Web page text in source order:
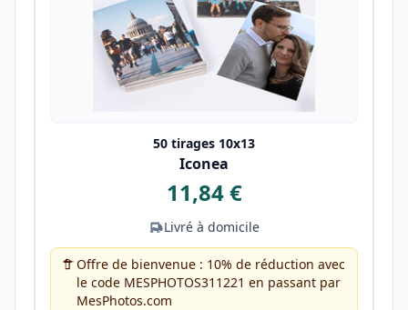
50 tirages 10x13
Iconea
11,84 €
Livré à domicile
Offre de bienvenue : 10% de réduction avec
le code MESPHOTOS311221 en passant par
MesPhotos.com